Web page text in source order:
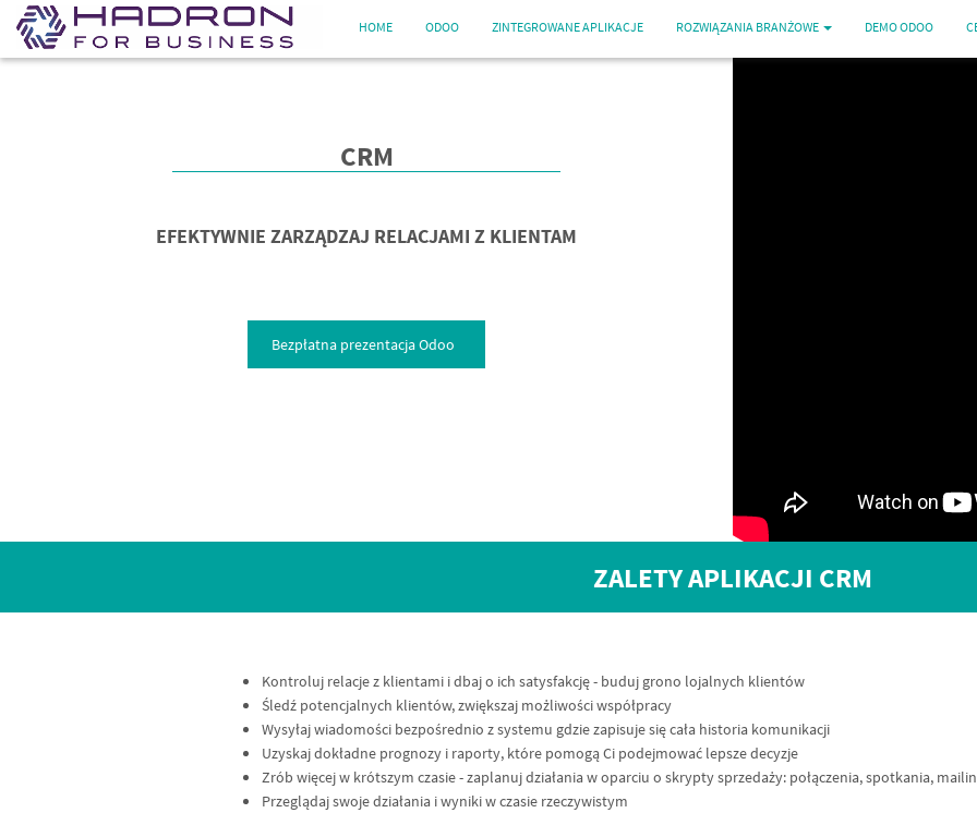
HOME ODOO ZINTEGROWANE APLIKACJE ROZWIĄZANIA BRANŻOWE DEMO ODOO
CRM
EFEKTYWNIE ZARZĄDZAJ RELACJAMI Z KLIENTAM
Bezpłatna prezentacja Odoo
ZALETY APLIKACJI CRM
Kontroluj relacje z klientami i dbaj o ich satysfakcję - buduj grono lojalnych klientów
Śledź potencjalnych klientów, zwiększaj możliwości współpracy
Wysyłaj wiadomości bezpośrednio z systemu gdzie zapisuje się cała historia komunikacji
Uzyskaj dokładne prognozy i raporty, które pomogą Ci podejmować lepsze decyzje
Zrób więcej w krótszym czasie - zaplanuj działania w oparciu o skrypty sprzedaży: połączenia, spotkania,
Przeglądaj swoje działania i wyniki w czasie rzeczywistym